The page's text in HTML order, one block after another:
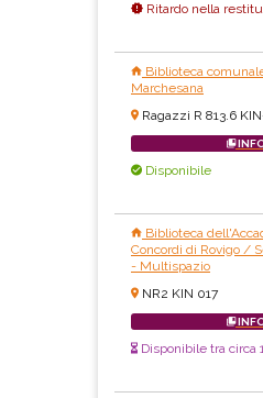
Ritardo nella
Biblioteca
Marchesana
Ragazzi R 813.6
Disponibile
Biblioteca
Concordi di Rovigo /
- Multispazio
NR2 KIN 017
Disponibile tra circa